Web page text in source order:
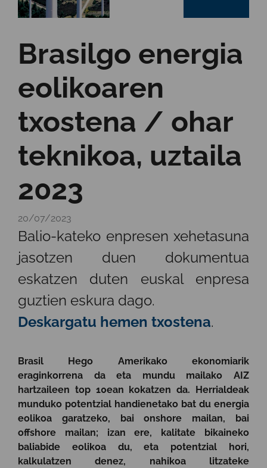
Brasilgo energia
eolikoaren
txostena / ohar
teknikoa, uztaila
2023
20/07/2023
Balio-kateko enpresen xehetasuna
jasotzen duen dokumentua
eskatzen duten euskal enpresa
guztien eskura dago.
Deskargatu hemen txostena.
Brasil Hego Amerikako ekonomiarik
eraginkorrena da eta mundu mailako AIZ
hartzaileen top 10ean kokatzen da. Herrialdeak
munduko potentzial handienetako bat du energia
eolikoa garatzeko, bai onshore mailan, bai
offshore mailan; izan ere, kalitate bikaineko
baliabide eolikoa du, eta potentzial hori,
kalkulatzen denez, nahikoa litzateke